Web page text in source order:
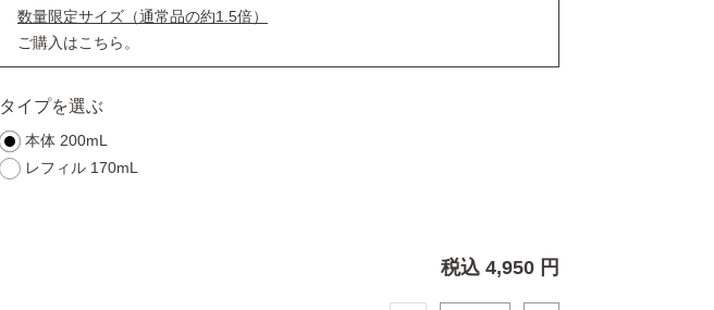
数量限定サイズ（通常品の約1.5倍）
ご購入はこちら。
タイプを選ぶ
本体 200mL
レフィル 170mL
税込 4,950 円